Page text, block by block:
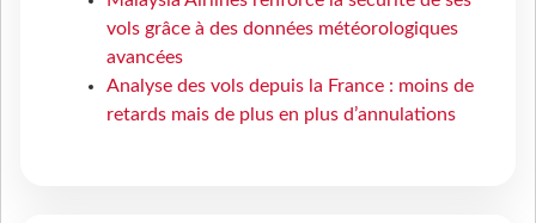
vols grâce à des données météorologiques
avancées
Analyse des vols depuis la France : moins de
retards mais de plus en plus d’annulations